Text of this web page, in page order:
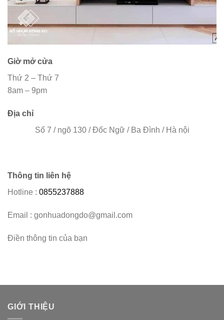
Giờ mở cửa
Thứ 2 – Thứ 7
8am – 9pm
Địa chỉ
Số 7 / ngõ 130 / Đốc Ngữ / Ba Đình / Hà nội
Thông tin liên hệ
Hotline : 0855237888
Email : gonhuadongdo@gmail.com
Điền thông tin của bạn
GIỚI THIỆU